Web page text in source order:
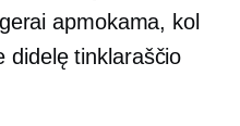
apmokama, kol
didelę tinklaraščio